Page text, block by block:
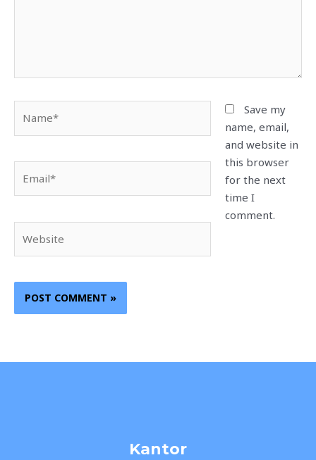
Save my
name, email,
and website in
this browser
for the next
time I
comment.
Kantor